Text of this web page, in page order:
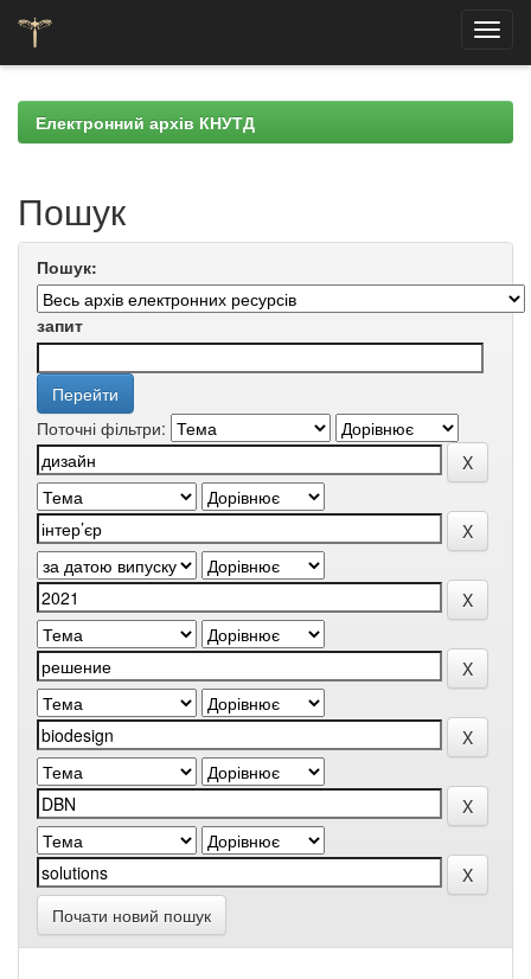
navigationЕлектронний архів КНУТД
Пошук
Пошук:
запит
Поточні фільтри:
Почати новий пошук